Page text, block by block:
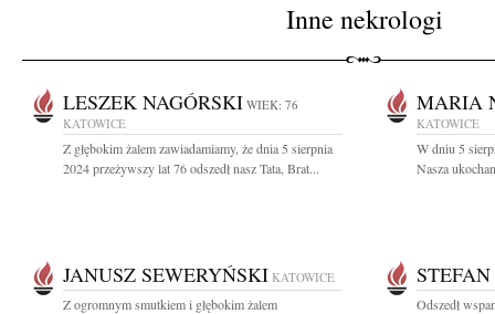
Inne nekrologi
LESZEK NAGÓRSKI WIEK: 76
KATOWICE
Z głębokim żalem zawiadamiamy, że dnia 5 sierpnia
2024 przeżywszy lat 76 odszedł nasz Tata, Brat...
MARIA
KATOWICE
W dniu 5
Nasza
JANUSZ SEWERYŃSKI KATOWICE
Z ogromnym smutkiem i głębokim żalem
Odszedł